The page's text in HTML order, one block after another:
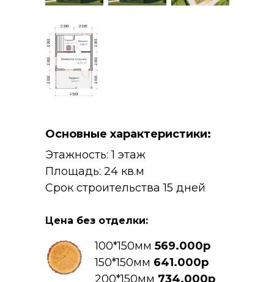
Основные характеристики:
Этажность: 1 этаж
Площадь: 24 кв.м
Срок строительства 15 дней
Цена без отделки:
100*150мм 569.000р
150*150мм 641.000р
200*150мм 734.000р